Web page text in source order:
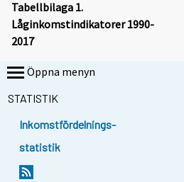
Tabellbilaga 1.
Låginkomstindikatorer 1990-
2017
Öppna menyn
STATISTIK
Inkomstfördelnings-
statistik